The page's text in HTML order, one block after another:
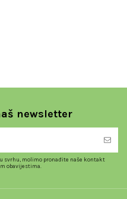
newsletter
svrhu, molimo pronađite naše kontakt
obavijestima.